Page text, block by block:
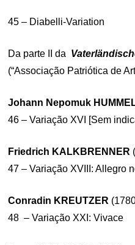
45 – Diabelli-Variation
Da parte II da
(“Associação Patriótica de
Johann Nepomuk
46 – Variação XVI [Sem
Friedrich KALKBRENNER
47 – Variação XVIII: Allegro
Conradin KREUTZER
48 – Variação XXI: Vivace